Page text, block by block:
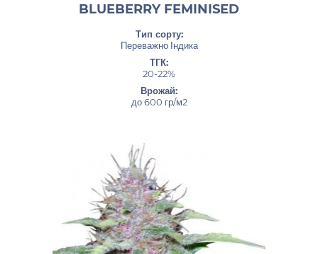
BLUEBERRY FEMINISED
Тип сорту:
Переважно Індика
ТГК:
20-22%
Врожай:
до 600 гр/м2